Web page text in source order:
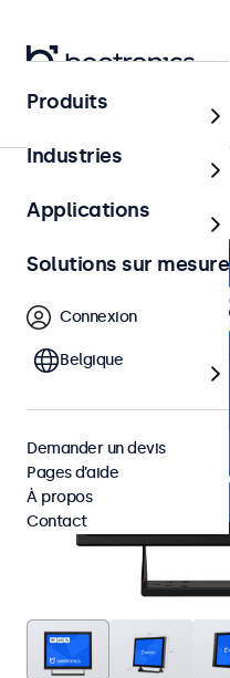
Produits
Industries
Applications
Solutions sur mesure
Connexion
Belgique
Demander un devis
Pages d’aide
À propos
Contact